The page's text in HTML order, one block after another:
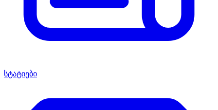
სტატიები